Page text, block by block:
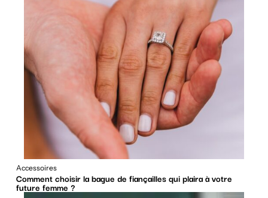
Accessoires
Comment choisir la bague de fiançailles qui plaira à votre
future femme ?